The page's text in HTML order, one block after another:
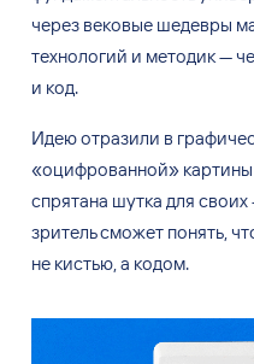
через вековые шедевры
технологий и методик —
и код.
Идею отразили в
«оцифрованной» картины
спрятана шутка для
зритель сможет понять,
не кистью, а кодом.